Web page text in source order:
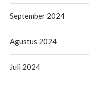
September 2024
Agustus 2024
Juli 2024